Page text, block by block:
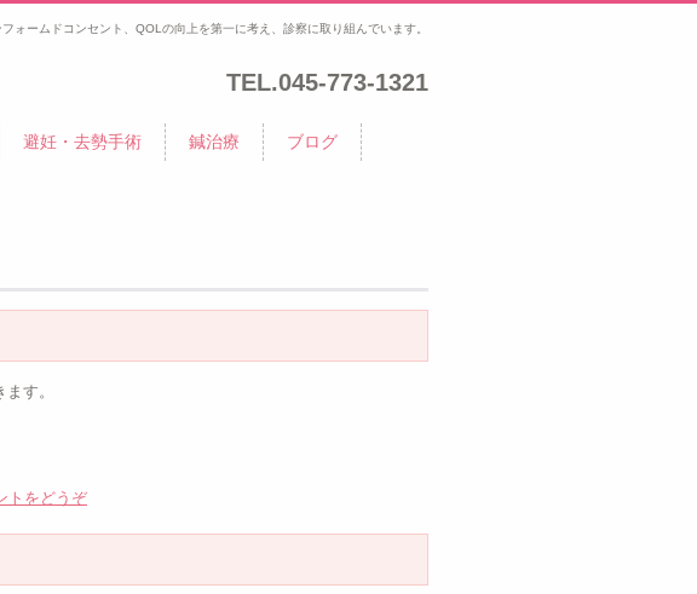
ォームドコンセント、QOLの向上を第一に考え、診察に取り組んでいます。
TEL.045-773-1321
避妊・去勢手術 鍼治療 ブログ
す。
トをどうぞ